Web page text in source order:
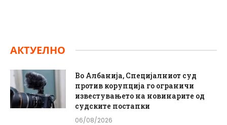
АКТУЕЛНО
Во Албанија, Специјалниот суд
против корупција го ограничи
известувањето на новинарите од
судските постапки
06/08/2026